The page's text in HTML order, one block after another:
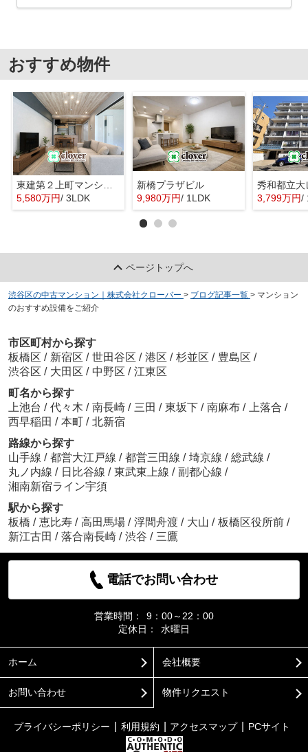
おすすめ物件
5,580万円/ 3LDK
新橋プラザビル
9,980万円/ 1LDK
秀和都立大
3,799万円/
ページトップへ
渋谷区の中古マンション｜株式会社クローバー > ブログ記事一覧 > マンション
のおすすめ設備をご紹介
市区町村から探す
板橋区 / 新宿区 / 世田谷区 / 港区 / 杉並区 / 豊島区 /
渋谷区 / 大田区 / 中野区 / 江東区
町名から探す
上池台 / 代々木 / 南長崎 / 三田 / 東坂下 / 南麻布 / 上落合 /
西早稲田 / 本町 / 北新宿
路線から探す
山手線 / 都営大江戸線 / 都営三田線 / 埼京線 / 総武線 /
丸ノ内線 / 日比谷線 / 東武東上線 / 副都心線 /
湘南新宿ライン宇須
駅から探す
板橋 / 恵比寿 / 高田馬場 / 浮間舟渡 / 大山 / 板橋区役所前 /
新江古田 / 落合南長崎 / 渋谷 / 三鷹
電話でお問い合わせ
営業時間：
9：00～22：00
定休日：
水曜日
ホーム 会社概要
お問い合わせ 物件リクエスト
プライバシーポリシー 利用規約 アクセスマップ PCサイト